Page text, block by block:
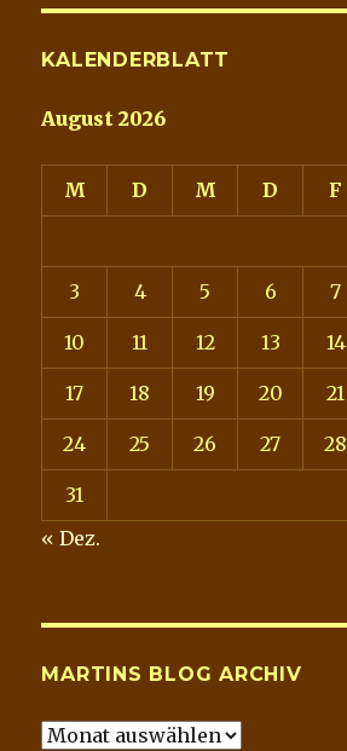
KALENDERBLATT
August 2026
M D M D F
3 4 5 6 7
10 11 12 13 14
17 18 19 20 21
24 25 26 27 28
31
« Dez.
MARTINS BLOG ARCHIV
Martins